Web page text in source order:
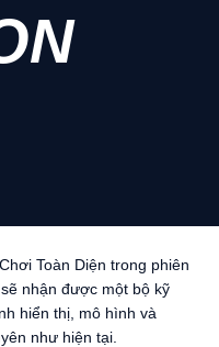
Toàn Diện trong phiên
nhận được một bộ kỹ
hiển thị, mô hình và
như hiện tại.